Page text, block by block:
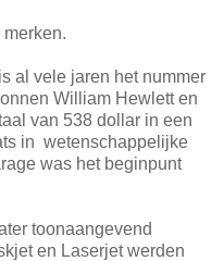
al vele jaren het nummer
William Hewlett en
van 538 dollar in een
in wetenschappelijke
was het beginpunt
toonaangevend
en Laserjet werden